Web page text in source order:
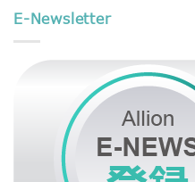
E-Newsletter